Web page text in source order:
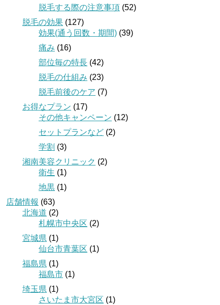
脱毛する際の注意事項 (52)
脱毛の効果 (127)
効果(通う回数・期間) (39)
痛み (16)
部位毎の特長 (42)
脱毛の仕組み (23)
脱毛前後のケア (7)
お得なプラン (17)
その他キャンペーン (12)
セットプランなど (2)
学割 (3)
湘南美容クリニック (2)
衛生 (1)
地黒 (1)
店舗情報 (63)
北海道 (2)
札幌市中央区 (2)
宮城県 (1)
仙台市青葉区 (1)
福島県 (1)
福島市 (1)
埼玉県 (1)
さいたま市大宮区 (1)